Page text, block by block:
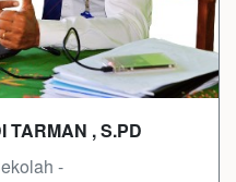
TARMAN , S.PD
-